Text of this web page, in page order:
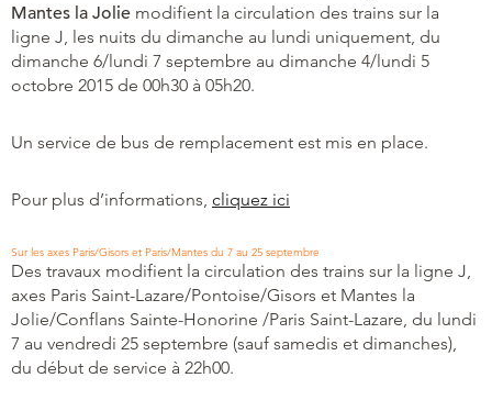
Mantes la Jolie modifient la circulation des trains sur la
ligne J, les nuits du dimanche au lundi uniquement, du
dimanche 6/lundi 7 septembre au dimanche 4/lundi 5
octobre 2015 de 00h30 à 05h20.
Un service de bus de remplacement est mis en place.
Pour plus d’informations, cliquez ici
Sur les axes Paris/Gisors et Paris/Mantes du 7 au 25 septembre
Des travaux modifient la circulation des trains sur la ligne J,
axes Paris Saint-Lazare/Pontoise/Gisors et Mantes la
Jolie/Conflans Sainte-Honorine /Paris Saint-Lazare, du lundi
7 au vendredi 25 septembre (sauf samedis et dimanches),
du début de service à 22h00.